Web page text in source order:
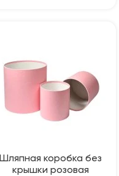
Шляпная коробка без
крышки розовая